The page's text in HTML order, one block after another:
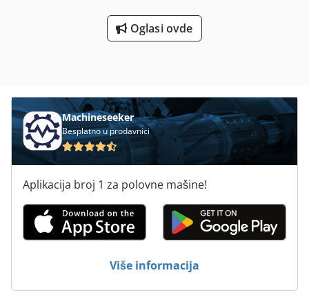
Oglasi ovde
Machineseeker
Besplatno u prodavnici
Aplikacija broj 1 za polovne mašine!
Više informacija